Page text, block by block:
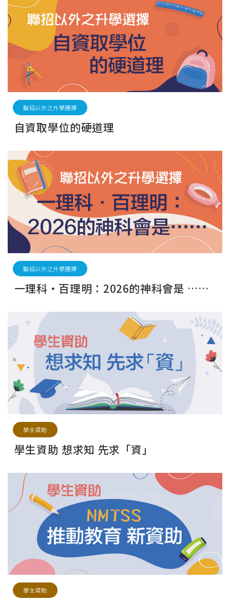
聯招以外之升學選擇
自資取學位的硬道理
聯招以外之升學選擇
一理科‧百理明：2026的神科會是 ……
學生資助
學生資助 想求知 先求「資」
學生資助